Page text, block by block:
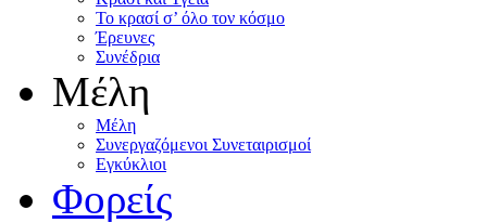
To κρασί σ’ όλο τον κόσμο
Έρευνες
Συνέδρια
Μέλη
Mέλη
Συνεργαζόμενοι Συνεταιρισμοί
Εγκύκλιοι
Φορείς